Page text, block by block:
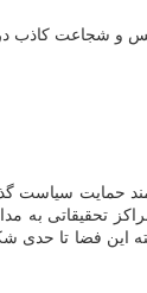
و شجاعت كاذب
حمایت سیاست
تحقیقاتی به
این فضا تا